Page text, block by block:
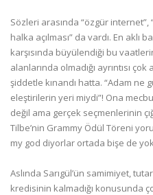
Sözleri arasında “özgür internet”,
halka açılması” da vardı. En aklı
karşısında büyülendiği bu
alanlarında olmadığı ayrıntısı
şiddetle kınandı hatta. “Adam ne
eleştirilerin yeri miydi”! Ona
değil ama gerçek seçmenlerinin
Tilbe’nin Grammy Ödül Töreni
my god diyorlar ortada bişe de
Aslında Sarıgül’ün samimiyet,
kredisinin kalmadığı konusunda